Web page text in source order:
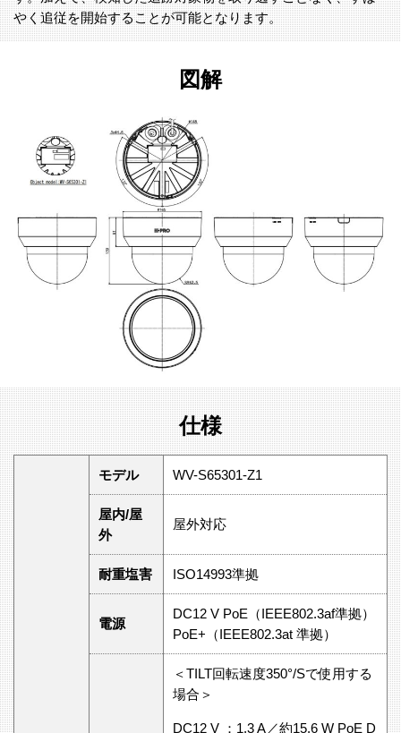
やく追従を開始することが可能となります。
図解
仕様
モデル WV-S65301-Z1
屋内/屋
外
屋外対応
耐重塩害 ISO14993準拠
電源
DC12 V PoE（IEEE802.3af準拠）
PoE+（IEEE802.3at 準拠）
＜TILT回転速度350°/Sで使用する
場合＞
DC12 V ：1.3 A／約15.6 W PoE D